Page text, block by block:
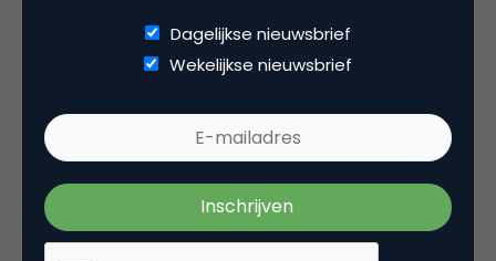
Storytelling is de inspirerende kracht in het
organisatie.
Hoe maak je een goed verhaal?
Het is makkelijker gezegd dan gedaan om een goed
Dagelijkse nieuwsbrief
Wekelijkse nieuwsbrief